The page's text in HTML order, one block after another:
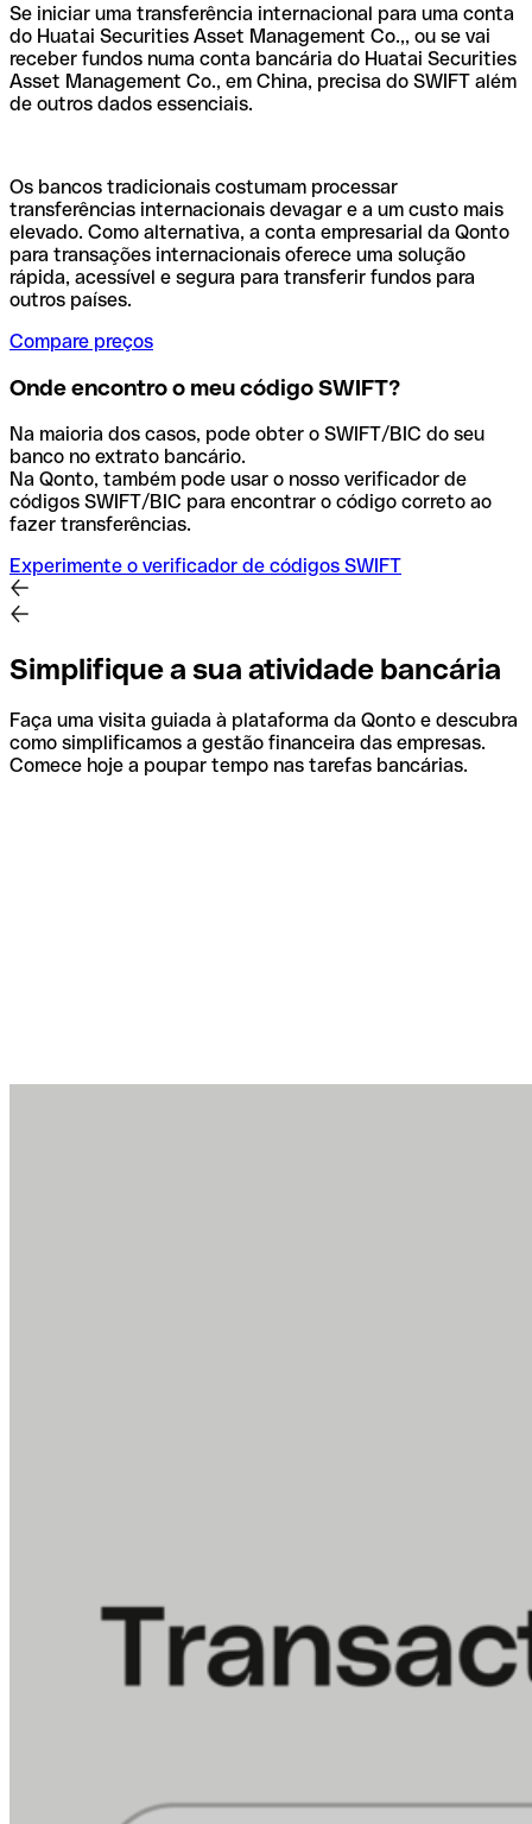
Se iniciar uma transferência internacional para uma conta
do Huatai Securities Asset Management Co.,, ou se vai
receber fundos numa conta bancária do Huatai Securities
Asset Management Co., em China, precisa do SWIFT além
de outros dados essenciais.
Os bancos tradicionais costumam processar
transferências internacionais devagar e a um custo mais
elevado. Como alternativa, a conta empresarial da Qonto
para transações internacionais oferece uma solução
rápida, acessível e segura para transferir fundos para
outros países.
Compare preços
Onde encontro o meu código SWIFT?
Na maioria dos casos, pode obter o SWIFT/BIC do seu
banco no extrato bancário.
Na Qonto, também pode usar o nosso verificador de
códigos SWIFT/BIC para encontrar o código correto ao
fazer transferências.
Experimente o verificador de códigos SWIFT
Simplifique a sua atividade bancária
Faça uma visita guiada à plataforma da Qonto e descubra
como simplificamos a gestão financeira das empresas.
Comece hoje a poupar tempo nas tarefas bancárias.